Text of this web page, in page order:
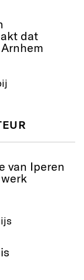
dat
van Iperen